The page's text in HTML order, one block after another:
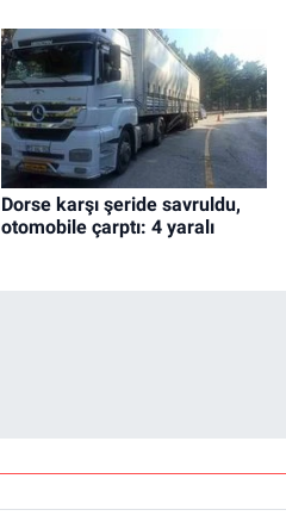
Dorse karşı şeride savruldu,
otomobile çarptı: 4 yaralı